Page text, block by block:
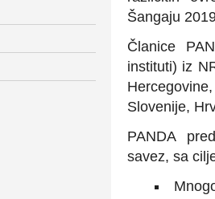
Šangaju
Članice
instituti) iz
Slovenije,
PANDA
savez, sa